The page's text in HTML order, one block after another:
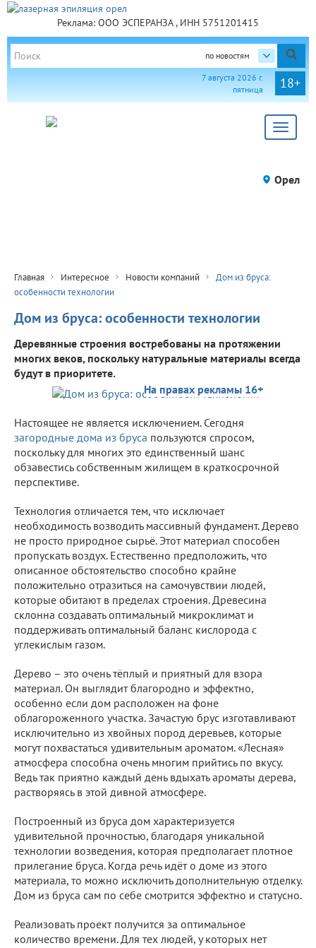
Реклама: ООО ЭСПЕРАНЗА , ИНН 5751201415
по новостям
18+
7 августа 2026 г.
пятница
Toggle
Орел
Главная Интересное Новости компаний
Дом из бруса:
особенности технологии
Дом из бруса: особенности технологии
Деревянные строения востребованы на протяжении
многих веков, поскольку натуральные материалы всегда
будут в приоритете.
На правах рекламы 16+
Настоящее не является исключением. Сегодня
загородные дома из бруса пользуются спросом,
поскольку для многих это единственный шанс
обзавестись собственным жилищем в краткосрочной
перспективе.
Технология отличается тем, что исключает
необходимость возводить массивный фундамент. Дерево
не просто природное сырьё. Этот материал способен
пропускать воздух. Естественно предположить, что
описанное обстоятельство способно крайне
положительно отразиться на самочувствии людей,
которые обитают в пределах строения. Древесина
склонна создавать оптимальный микроклимат и
поддерживать оптимальный баланс кислорода с
углекислым газом.
Дерево – это очень тёплый и приятный для взора
материал. Он выглядит благородно и эффектно,
особенно если дом расположен на фоне
облагороженного участка. Зачастую брус изготавливают
исключительно из хвойных пород деревьев, которые
могут похвастаться удивительным ароматом. «Лесная»
атмосфера способна очень многим прийтись по вкусу.
Ведь так приятно каждый день вдыхать ароматы дерева,
растворяясь в этой дивной атмосфере.
Построенный из бруса дом характеризуется
удивительной прочностью, благодаря уникальной
технологии возведения, которая предполагает плотное
прилегание бруса. Когда речь идёт о доме из этого
материала, то можно исключить дополнительную отделку.
Дом из бруса сам по себе смотрится эффектно и статусно.
Реализовать проект получится за оптимальное
количество времени. Для тех людей, у которых нет